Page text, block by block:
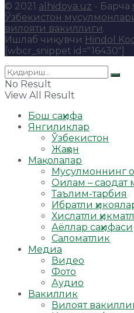
© 2021 alhidoya.uz - Барча
Ўзбекистон
вилояти вакиллиги.
Ишлаб чиқувчи Hindol
[wbcr_snippet id="16430"]
No Result
View All Result
Бош саҳифа
Янгиликлар
Ўзбекистон
Жаҳон
Мақолалар
Мусулмоннинг
Оилам – саодат
Таълим-тарбия
Ибратли
Хислатли
Аёллар саҳифаси
Саломатлик
Медиа
Видео
Фото
Аудио
Вакиллик
Вилоят